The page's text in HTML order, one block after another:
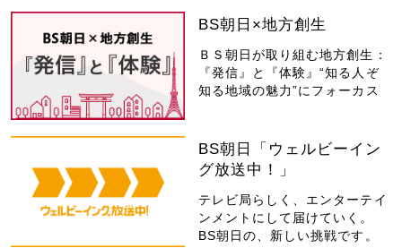
BS朝日×地方創生
ＢＳ朝日が取り組む地方創生：
『発信』と『体験』“知る人ぞ
知る地域の魅力”にフォーカス
BS朝日「ウェルビーイン
グ放送中！」
テレビ局らしく、エンターテイ
ンメントにして届けていく。
BS朝日の、新しい挑戦です。